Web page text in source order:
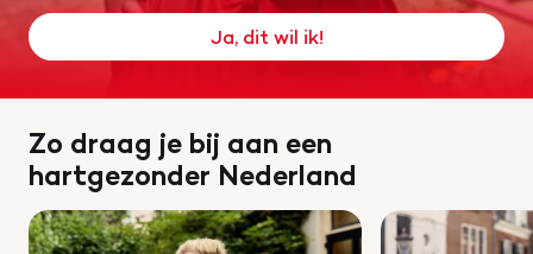
Ja, dit wil ik!
Zo draag je bij aan een
hartgezonder Nederland